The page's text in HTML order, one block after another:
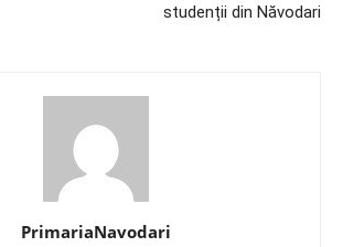
studenții din Năvodari
PrimariaNavodari